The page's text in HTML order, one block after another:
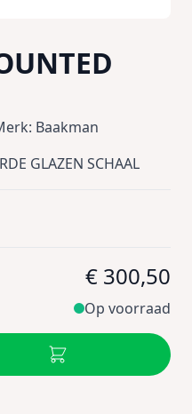
Baakman
GLAZEN SCHAAL
€ 300,50
Op voorraad